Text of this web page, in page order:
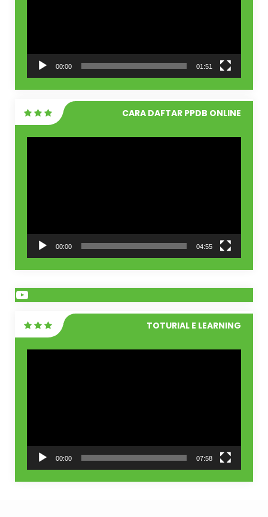
00:00 01:51
CARA DAFTAR PPDB ONLINE
00:00 04:55
YouTube
TOTURIAL E LEARNING
00:00 07:58